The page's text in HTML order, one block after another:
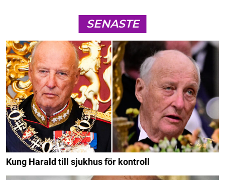
SENASTE
Kung Harald till sjukhus för kontroll